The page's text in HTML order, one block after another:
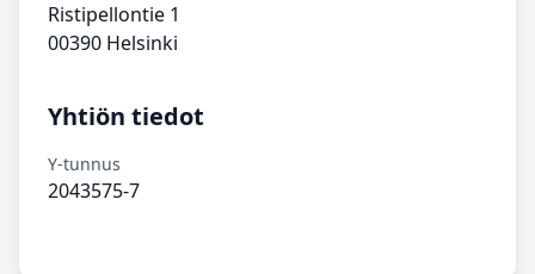
Ristipellontie 1
00390 Helsinki
Yhtiön tiedot
Y-tunnus
2043575-7